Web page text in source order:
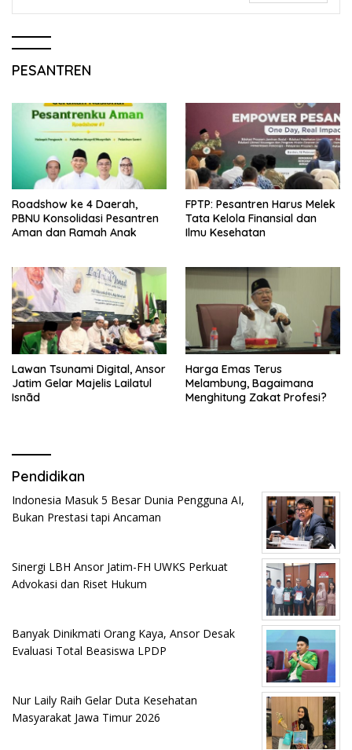
PESANTREN
Roadshow ke 4 Daerah,
PBNU Konsolidasi Pesantren
Aman dan Ramah Anak
FPTP: Pesantren Harus Melek
Tata Kelola Finansial dan
Ilmu Kesehatan
Lawan Tsunami Digital, Ansor
Jatim Gelar Majelis Lailatul
Isnād
Harga Emas Terus
Melambung, Bagaimana
Menghitung Zakat Profesi?
Pendidikan
Indonesia Masuk 5 Besar Dunia Pengguna AI,
Bukan Prestasi tapi Ancaman
Sinergi LBH Ansor Jatim-FH UWKS Perkuat
Advokasi dan Riset Hukum
Banyak Dinikmati Orang Kaya, Ansor Desak
Evaluasi Total Beasiswa LPDP
Nur Laily Raih Gelar Duta Kesehatan
Masyarakat Jawa Timur 2026